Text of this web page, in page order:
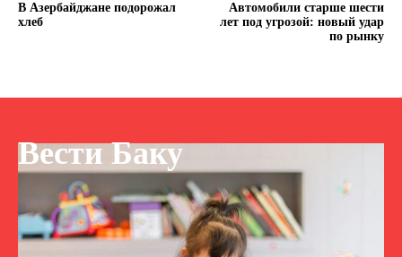
В Азербайджане подорожал
хлеб
Автомобили старше шести
лет под угрозой: новый удар
по рынку
Вести Баку